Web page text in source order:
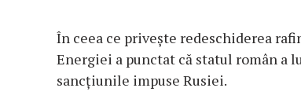
În ceea ce priveşte redeschiderea
Energiei a punctat că statul român a
sancţiunile impuse Rusiei.